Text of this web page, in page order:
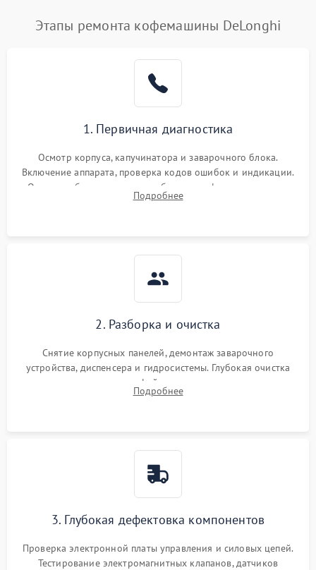
Постоянные сбои в работе Подробнее →
Этапы ремонта кофемашины DeLonghi
1. Первичная диагностика
Осмотр корпуса, капучинатора и заварочного блока.
Включение аппарата, проверка кодов ошибок и индикации.
Оценка работы помпы, термоблока и кофемолки на слух.
Измерение температуры и давления воды для выявления
Подробнее
2. Разборка и очистка
Снятие корпусных панелей, демонтаж заварочного
устройства, диспенсера и гидросистемы. Глубокая очистка
внутренних узлов от кофейных масел, жмыха и накипи.
Промывка дренажных каналов и фильтров с использованием
Подробнее
3. Глубокая дефектовка компонентов
Проверка электронной платы управления и силовых цепей.
Тестирование электромагнитных клапанов, датчиков